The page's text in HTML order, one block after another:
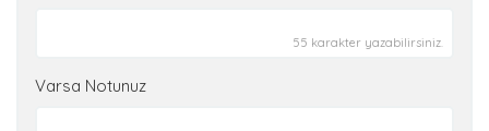
55 karakter yazabilirsiniz.
Varsa Notunuz